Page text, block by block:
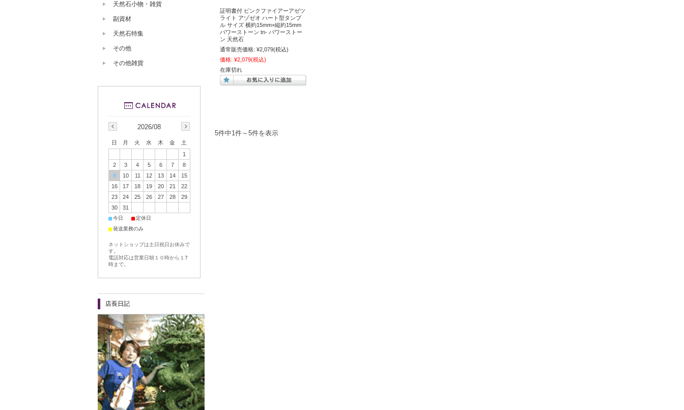
証明書付 ピンクファイアーアゼツ
ライト アゾゼオ ハート型タンブ
ル サイズ 横約15mm×縦約15mm
パワーストーン tn- パワーストー
ン 天然石
通常販売価格: ¥2,079(税込)
価格: ¥2,079(税込)
在庫切れ
5件中1件～5件を表示
天然石小物・雑貨
副資材
天然石特集
その他
その他雑貨
2026/08
日 月 火 水 木 金
土
1
2
3 4 5 6 7
8
9
10 11 12 13 14
15
16
17 18 19 20 21
22
23
24 25 26 27 28
29
30
31
■今日 ■定休日
■発送業務のみ
ネットショップは土日祝日お休みで
す。
電話対応は営業日朝１０時から１7
時まで。
店長日記